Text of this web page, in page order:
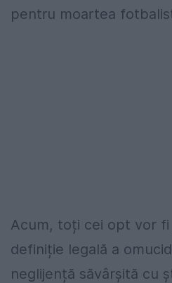
pentru moartea
Acum, toți cei opt vor
definiție legală a
neglijență săvârșită cu